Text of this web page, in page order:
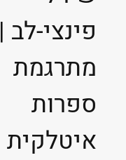
פינצי-לב |
מתרגמת
ספרות
איטלקית